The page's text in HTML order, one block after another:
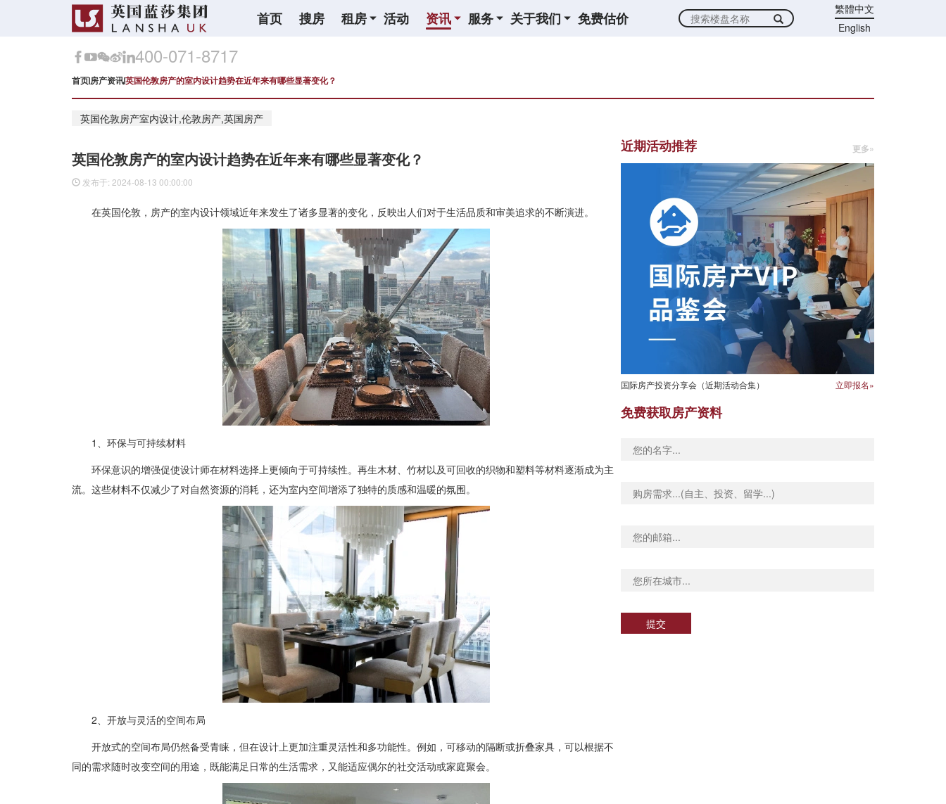
首页 搜房 租房 活动 资讯 服务 关于我们 免费估价
繁體中文
English
400-071-8717
首页房产资讯英国伦敦房产的室内设计趋势在近年来有哪些显著变化？
英国伦敦房产室内设计,伦敦房产,英国房产
英国伦敦房产的室内设计趋势在近年来有哪些显著变化？
发布于: 2024-08-13 00:00:00
在英国伦敦，房产的室内设计领域近年来发生了诸多显著的变化，反映出人们对于生活品质和审美追求的不断演进。
1、环保与可持续材料
环保意识的增强促使设计师在材料选择上更倾向于可持续性。再生木材、竹材以及可回收的织物和塑料等材料逐渐成为主
流。这些材料不仅减少了对自然资源的消耗，还为室内空间增添了独特的质感和温暖的氛围。
2、开放与灵活的空间布局
开放式的空间布局仍然备受青睐，但在设计上更加注重灵活性和多功能性。例如，可移动的隔断或折叠家具，可以根据不
同的需求随时改变空间的用途，既能满足日常的生活需求，又能适应偶尔的社交活动或家庭聚会。
近期活动推荐 更多»
国际房产投资分享会（近期活动合集） 立即报名»
免费获取房产资料
提交